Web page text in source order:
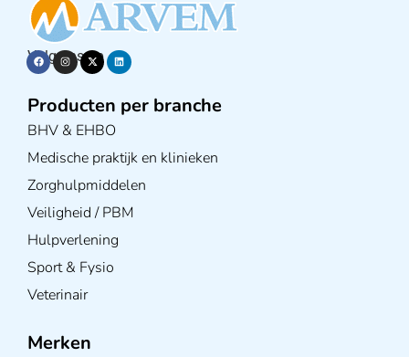
Volg ons op
Producten per branche
BHV & EHBO
Medische praktijk en klinieken
Zorghulpmiddelen
Veiligheid / PBM
Hulpverlening
Sport & Fysio
Veterinair
Merken